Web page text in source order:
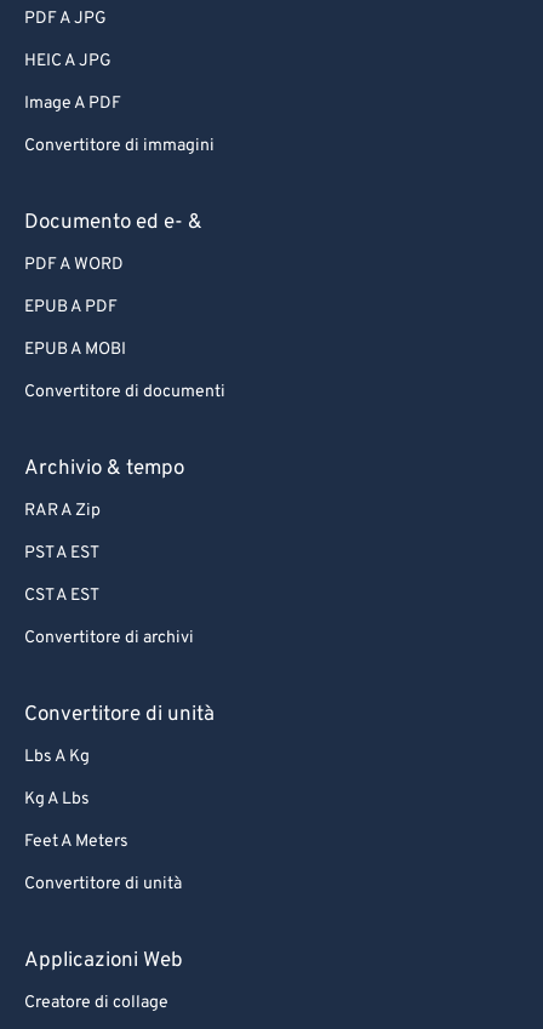
PDF A JPG
HEIC A JPG
Image A PDF
Convertitore di immagini
Documento ed e- &
PDF A WORD
EPUB A PDF
EPUB A MOBI
Convertitore di documenti
Archivio & tempo
RAR A Zip
PST A EST
CST A EST
Convertitore di archivi
Convertitore di unità
Lbs A Kg
Kg A Lbs
Feet A Meters
Convertitore di unità
Applicazioni Web
Creatore di collage